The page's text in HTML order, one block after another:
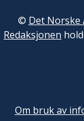
© Det Norske
Redaksjonen
Om bruk av